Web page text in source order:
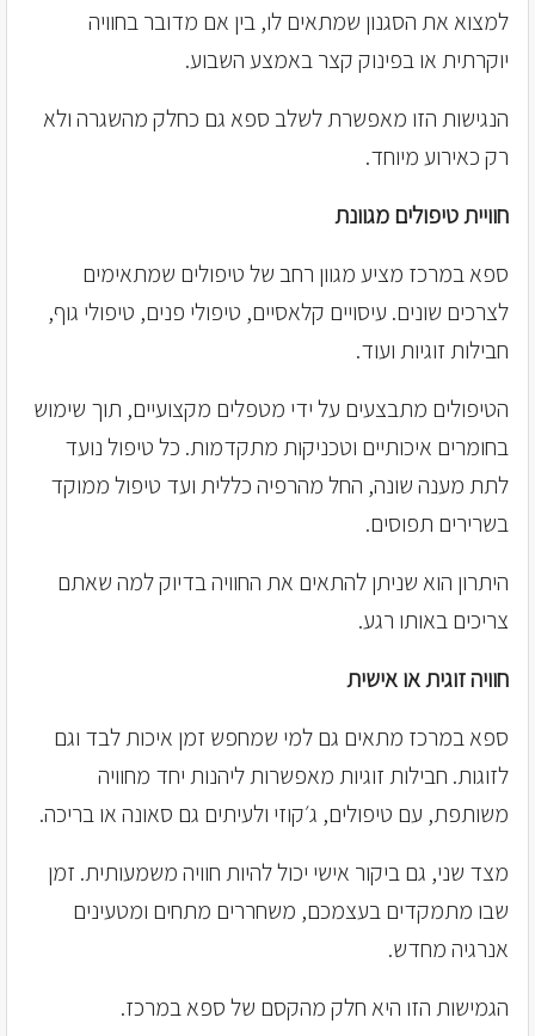
למצוא את הסגנון שמתאים לו, בין אם מדובר בחוויה
יוקרתית או בפינוק קצר באמצע השבוע.
הנגישות הזו מאפשרת לשלב ספא גם כחלק מהשגרה ולא
רק כאירוע מיוחד.
חוויית טיפולים מגוונת
ספא במרכז מציע מגוון רחב של טיפולים שמתאימים
לצרכים שונים. עיסויים קלאסיים, טיפולי פנים, טיפולי גוף,
חבילות זוגיות ועוד.
הטיפולים מתבצעים על ידי מטפלים מקצועיים, תוך שימוש
בחומרים איכותיים וטכניקות מתקדמות. כל טיפול נועד
לתת מענה שונה, החל מהרפיה כללית ועד טיפול ממוקד
בשרירים תפוסים.
היתרון הוא שניתן להתאים את החוויה בדיוק למה שאתם
צריכים באותו רגע.
חוויה זוגית או אישית
ספא במרכז מתאים גם למי שמחפש זמן איכות לבד וגם
לזוגות. חבילות זוגיות מאפשרות ליהנות יחד מחוויה
משותפת, עם טיפולים, ג׳קוזי ולעיתים גם סאונה או בריכה.
מצד שני, גם ביקור אישי יכול להיות חוויה משמעותית. זמן
שבו מתמקדים בעצמכם, משחררים מתחים ומטעינים
אנרגיה מחדש.
הגמישות הזו היא חלק מהקסם של ספא במרכז.